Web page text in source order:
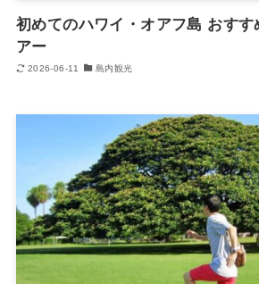
初めてのハワイ・オアフ島 おすす
アー
2026-06-11 島内観光